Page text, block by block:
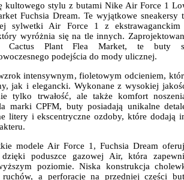
kultowego stylu z butami Nike Air Force 1
Fuchsia Dream. Te wyjątkowe sneakersy
sylwetki Air Force 1 z
wyróżnia się na tle innych.
Cactus Plant Flea Market, te buty
podejścia do mody ulicznej.
intensywnym, fioletowym odcieniem,
jak i elegancki. Wykonane z wysokiej
tylko trwałość, ale także komfort
marki CPFM, buty posiadają unikalne
litery i ekscentryczne ozdoby, które dodają
modele Air Force 1, Fuchsia Dream
poduszce gazowej Air, która
poziomie. Niska konstrukcja
a perforacje na przedniej części